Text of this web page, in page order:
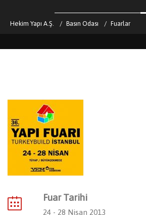
Hekim Yapı A.Ş. Basın Odası Fuarlar
Fuar Tarihi
24 - 28 Nisan 2013